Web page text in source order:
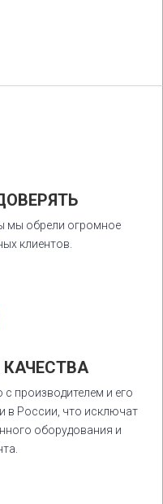
мы обрели огромное
клиентов.
КАЧЕСТВА
производителем и его
в России, что исключат
оборудования и